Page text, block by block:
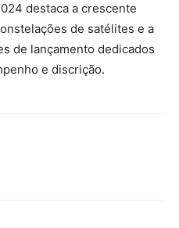
destaca a crescente
de satélites e a
de lançamento dedicados
e discrição.